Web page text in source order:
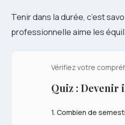
Tenir dans la durée, c’est
professionnelle aime les
Vérifiez votre
Quiz :
1. Combien de